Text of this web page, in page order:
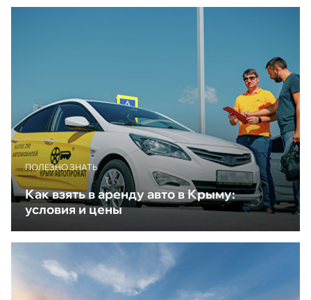
ПОЛЕЗНО ЗНАТЬ
Как взять в аренду авто в Крыму:
условия и цены